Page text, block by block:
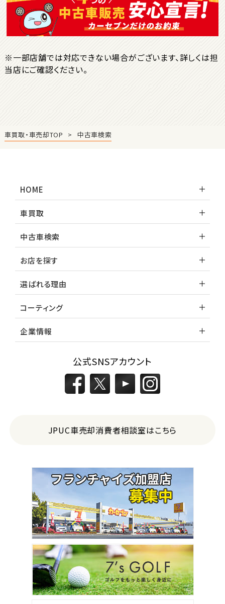
1 位
トヨタ
ヤリスクロス
※一部店舗では対応できない場合がございます、詳しくは担
当店にご確認ください。
車買取・車売却TOP 中古車検索
HOME
車買取
中古車検索
お店を探す
選ばれる理由
コーティング
企業情報
公式SNSアカウント
JPUC車売却消費者相談室はこちら